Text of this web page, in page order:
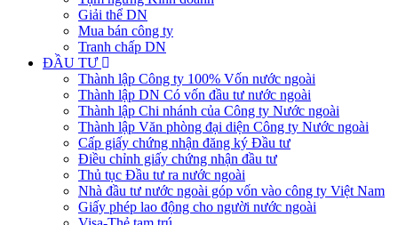
Giải thể DN
Mua bán công ty
Tranh chấp DN
ĐẦU TƯ
Thành lập Công ty 100% Vốn nước ngoài
Thành lập DN Có vốn đầu tư nước ngoài
Thành lập Chi nhánh của Công ty Nước ngoài
Thành lập Văn phòng đại diện Công ty Nước ngoài
Cấp giấy chứng nhận đăng ký Đầu tư
Điều chỉnh giấy chứng nhận đầu tư
Thủ tục Đầu tư ra nước ngoài
Nhà đầu tư nước ngoài góp vốn vào công ty Việt Nam
Giấy phép lao động cho người nước ngoài